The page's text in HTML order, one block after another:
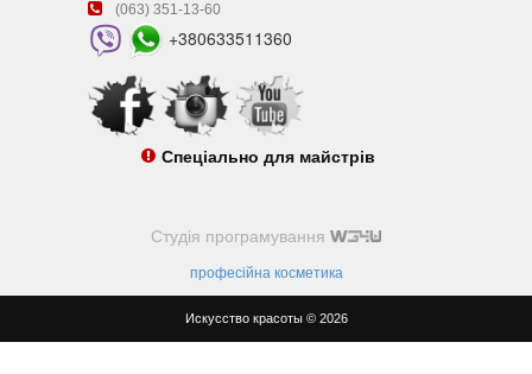
(063) 351-13-60
+380633511360
Спеціально для майстрів
Студія програмування
професійна косметика
Искусство красоты © 2026